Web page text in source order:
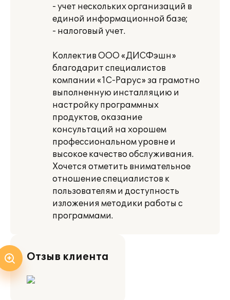
- учет нескольких организаций в
единой информационной базе;
- налоговый учет.
Коллектив ООО «ДИСФэшн»
благодарит специалистов
компании «1С-Рарус» за грамотно
выполненную инсталляцию и
настройку программных
продуктов, оказание
консультаций на хорошем
профессиональном уровне и
высокое качество обслуживания.
Хочется отметить внимательное
отношение специалистов к
пользователям и доступность
изложения методики работы с
программами.
Отзыв клиента